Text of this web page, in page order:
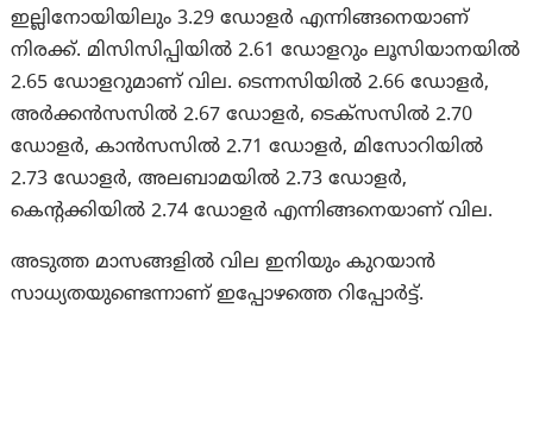
ഇല്ലിനോയിയിലും 3.29 ഡോളർ എന്നിങ്ങനെയാണ്
നിരക്ക്. മിസിസിപ്പിയിൽ 2.61 ഡോളറും ലൂസിയാനയിൽ
2.65 ഡോളറുമാണ് വില. ടെന്നസിയിൽ 2.66 ഡോളർ,
അർക്കൻസസിൽ 2.67 ഡോളർ, ടെക്സസിൽ 2.70
ഡോളർ, കാൻസസിൽ 2.71 ഡോളർ, മിസോറിയിൽ
2.73 ഡോളർ, അലബാമയിൽ 2.73 ഡോളർ,
കെന്റക്കിയിൽ 2.74 ഡോളർ എന്നിങ്ങനെയാണ് വില.
അടുത്ത മാസങ്ങളിൽ വില ഇനിയും കുറയാൻ
സാധ്യതയുണ്ടെന്നാണ് ഇപ്പോഴത്തെ റിപ്പോർട്ട്.